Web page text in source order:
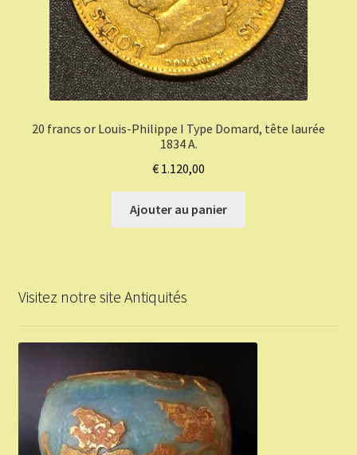
20 francs or Louis-Philippe I Type Domard, tête laurée
1834 A.
€ 1.120,00
Ajouter au panier
Visitez notre site Antiquités